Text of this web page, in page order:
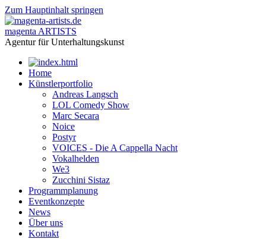
Zum Hauptinhalt springen
magenta ARTISTS
Agentur für Unterhaltungskunst
Home
Künstlerportfolio
Andreas Langsch
LOL Comedy Show
Marc Secara
Noice
Postyr
VOICES - Die A Cappella Nacht
Vokalhelden
We3
Zucchini Sistaz
Programmplanung
Eventkonzepte
News
Über uns
Kontakt